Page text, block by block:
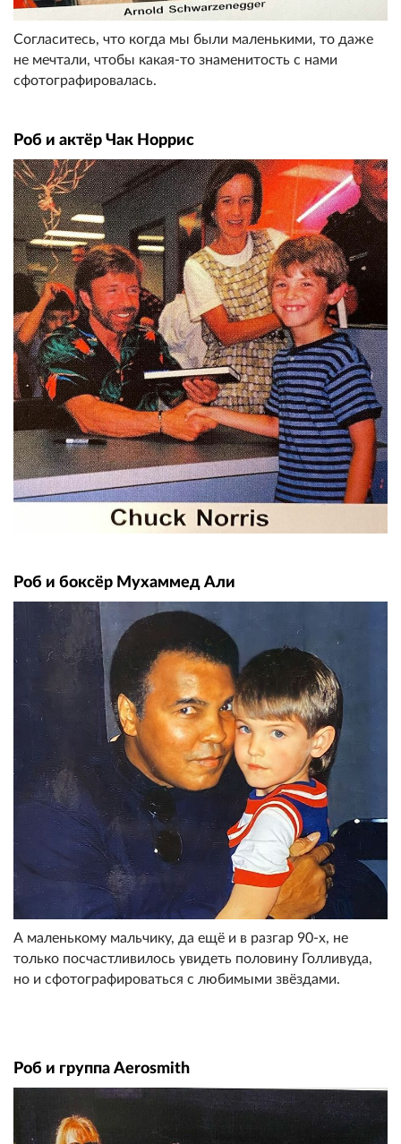
Согласитесь, что когда мы были маленькими, то даже
не мечтали, чтобы какая-то знаменитость с нами
сфотографировалась.
Роб и актёр Чак Норрис
Роб и боксёр Мухаммед Али
А маленькому мальчику, да ещё и в разгар 90-х, не
только посчастливилось увидеть половину Голливуда,
но и сфотографироваться с любимыми звёздами.
Роб и группа Aerosmith